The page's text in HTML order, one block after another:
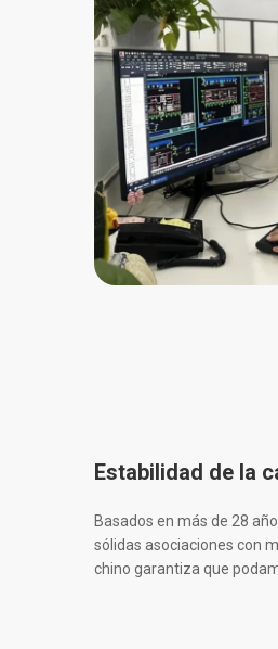
Estabilidad de la
Basados en más de 28
sólidas asociaciones con
chino garantiza que